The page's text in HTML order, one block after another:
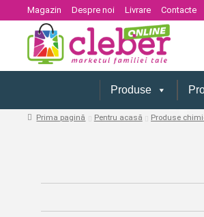
Magazin Despre noi Livrare Contacte
Produse
Prima pagină Pentru acasă Produse